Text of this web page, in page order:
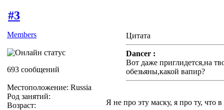
#3
Members
693 сообщений
Местоположение: Russia
Род занятий:
Возраст:
Цитата
Dancer :
Вот даже приглидется,на
обезьяны,какой вапир?
Я не про эту маску, я про ту, что